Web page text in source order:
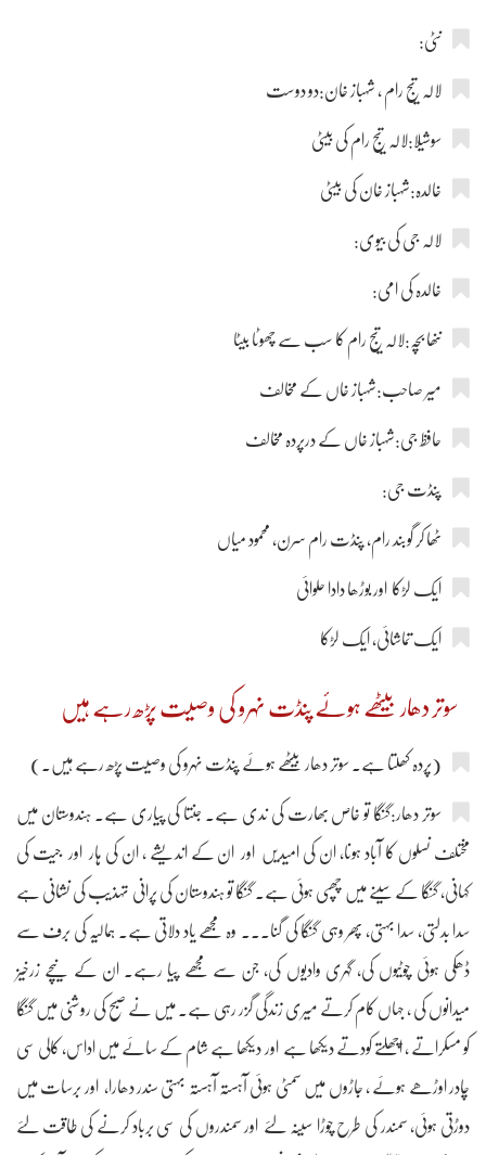
نٹی:
لالہ تیج رام ، شہباز خان:دو دوست
سوشیلا:لالہ تیج رام کی بیٹی
خالدہ:شہباز خان کی بیٹی
لالہ جی کی بیوی:
خالدہ کی امی:
ننھا بچہ:لالہ تیج رام کا سب سے چھوٹا بیٹا
میر صاحب:شہباز خاں کے مخالف
حافظ جی:شہباز خاں کے درپردہ مخالف
پنڈت جی:
ٹھا کر گوبند رام، پنڈت رام سرن، محمود میاں
ایک لڑکا اور بوڑھا دادا حلوائی
ایک تماشائی، ایک لڑکا
سوتر دھار بیٹھے ہوئے پنڈت نہرو کی وصیت پڑھ رہے ہیں
(پردہ کھلتا ہے۔ سوتر دھار بیٹھے ہوئے پنڈت نہرو کی وصیت پڑھ رہے ہیں۔)
سوتر دھار:گنگا تو خاص بھارت کی ندی ہے۔ جنتا کی پیاری ہے۔ ہندوستان میں
مختلف نسلوں کا آباد ہونا، ان کی امیدیں اور ان کے اندیشے ، ان کی ہار اور جیت کی
کہانی، گنگا کے سینے میں چھپی ہوئی ہے۔ گنگا تو ہندوستان کی پرانی تہذیب کی نشانی ہے
سدا بدلتی، سدا بہتی، پھر وہی گنگا کی گنا۔۔۔ وہ مجھے یاد دلاتی ہے۔ ہمالیہ کی برف سے
ڈھکی ہوئی چوٹیوں کی، گہری وادیوں کی، جن سے مجھے پیا رہے۔ ان کے نیچے زرخیز
میدانوں کی ، جہاں کام کرتے میری زندگی گزر رہی ہے۔ میں نے صبح کی روشنی میں گنگا
کو مسکراتے ، اچھلتے کودتے دیکھا ہے اور دیکھا ہے شام کے سائے میں اداس، کالی سی
چادر اوڑھے ہوئے ، جاڑوں میں سمٹی ہوئی آہستہ آہستہ بہتی سندر دھارا، اور برسات میں
دوڑتی ہوئی، سمندر کی طرح چوڑا سینہ لئے اور سمندروں کی سی برباد کرنے کی طاقت لئے